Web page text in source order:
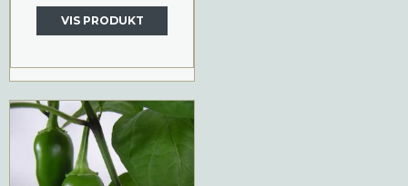
VIS PRODUKT